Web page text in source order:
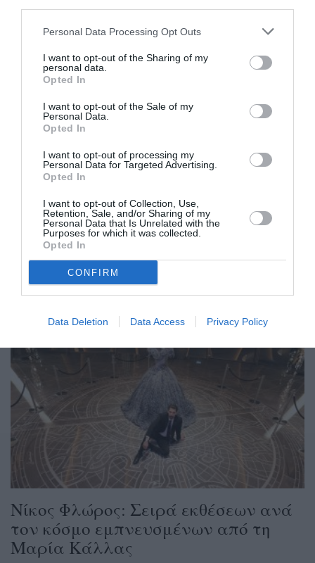
Personal Data Processing Opt Outs
I want to opt-out of the Sharing of my
personal data.
Opted In
I want to opt-out of the Sale of my
Personal Data.
Opted In
I want to opt-out of processing my
Personal Data for Targeted Advertising.
Opted In
I want to opt-out of Collection, Use,
Retention, Sale, and/or Sharing of my
Personal Data that Is Unrelated with the
Purposes for which it was collected.
Opted In
CONFIRM
Data Deletion Data Access Privacy Policy
ο διεθνής Έλληνας γλύπτης Νίκος
Φλώρος από το ΓΕΕΘΑ
25/11/2023 18:12
Τα πρωτότυπα γλυπτά του διεθνούς εικαστικού
καλλιτέχνη, Νίκου Φλώρου, παρουσιάστηκαν στην
εκδήλωση του Γενικού Επιτελείου Εθνικής Άμυνας
για...
Νίκος Φλώρος: Σειρά εκθέσεων ανά
τον κόσμο εμπνευσμένων από τη
Μαρία Κάλλας